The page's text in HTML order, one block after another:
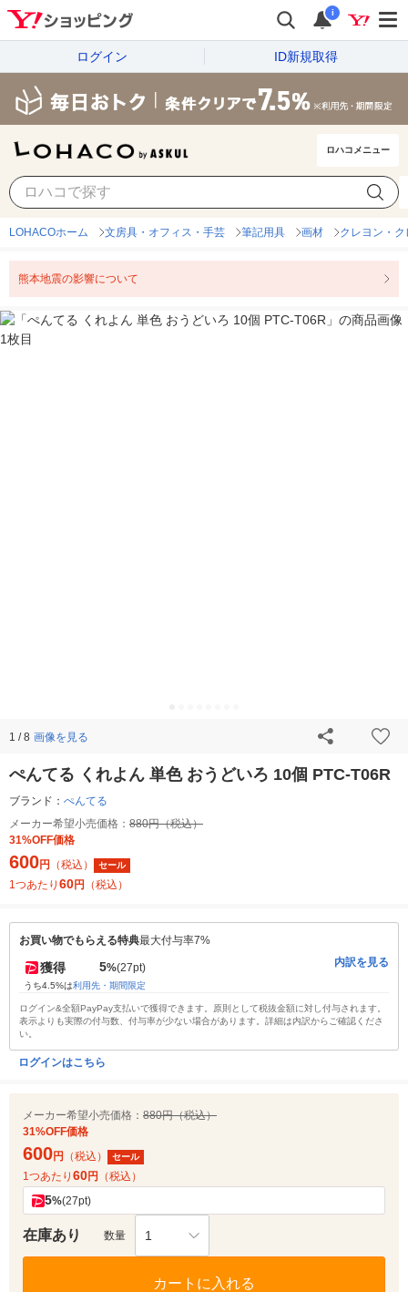
i
ログイン ID新規取得
ロハコメニュー
LOHACOホーム 文房具・オフィス・手芸 筆記用具 画材 クレヨン・
熊本地震の影響について
1 / 8 画像を見る
ぺんてる くれよん 単色 おうどいろ 10個 PTC-T06R
ブランド： ぺんてる
メーカー希望小売価格： 880円（税込）
31%OFF価格
600円 （税込） セール
1つあたり 60円 （税込）
お買い物でもらえる特典最大付与率7%
獲得 5%(27pt)
うち4.5%は利用先・期間限定
内訳を見る
ログイン&全額PayPay支払いで獲得できます。原則として税抜金額に対し付与されます。
表示よりも実際の付与数、付与率が少ない場合があります。詳細は内訳からご確認くださ
い。
ログインはこちら
メーカー希望小売価格： 880円（税込）
31%OFF価格
600円 （税込） セール
1つあたり 60円 （税込）
5%(27pt)
在庫あり 数量 1
カートに入れる